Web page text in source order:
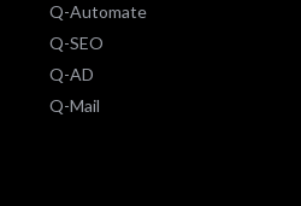
Q-Automate
Q-SEO
Q-AD
Q-Mail